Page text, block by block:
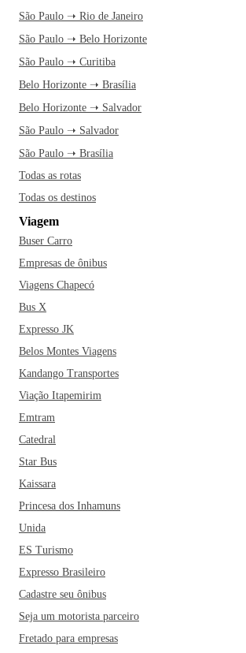
São Paulo ➝ Rio de Janeiro
São Paulo ➝ Belo Horizonte
São Paulo ➝ Curitiba
Belo Horizonte ➝ Brasília
Belo Horizonte ➝ Salvador
São Paulo ➝ Salvador
São Paulo ➝ Brasília
Todas as rotas
Todas os destinos
Viagem
Buser Carro
Empresas de ônibus
Viagens Chapecó
Bus X
Expresso JK
Belos Montes Viagens
Kandango Transportes
Viação Itapemirim
Emtram
Catedral
Star Bus
Kaissara
Princesa dos Inhamuns
Unida
ES Turismo
Expresso Brasileiro
Cadastre seu ônibus
Seja um motorista parceiro
Fretado para empresas